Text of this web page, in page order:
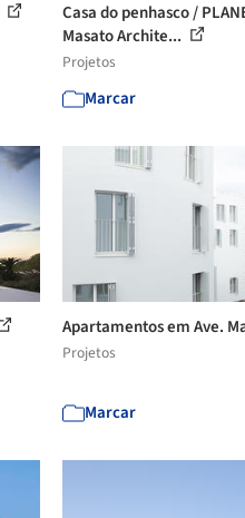
Casa do penhasco /
Masato Archite...
Projetos
Marcar
Apartamentos em Ave.
Projetos
Marcar